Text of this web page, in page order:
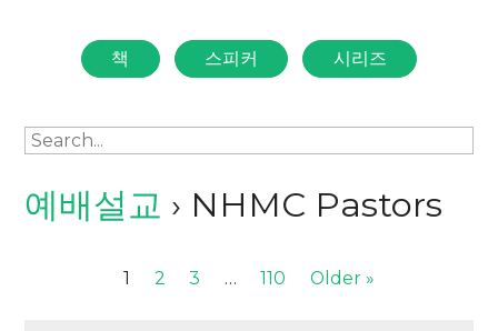
책 스피커 시리즈
예배설교 › NHMC Pastors
1 2 3 … 110 Older »